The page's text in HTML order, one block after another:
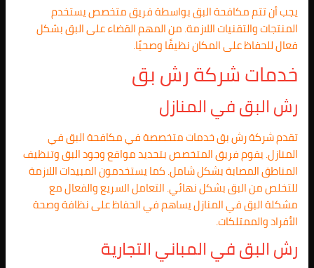
يجب أن تتم مكافحة البق بواسطة فريق متخصص يستخدم
المنتجات والتقنيات اللازمة. من المهم القضاء على البق بشكل
فعال للحفاظ على المكان نظيفًا وصحيًا.
خدمات شركة رش بق
رش البق في المنازل
تقدم شركة رش بق خدمات متخصصة في مكافحة البق في
المنازل. يقوم فريق المتخصص بتحديد مواقع وجود البق وتنظيف
المناطق المصابة بشكل شامل. كما يستخدمون المبيدات اللازمة
للتخلص من البق بشكل نهائي. التعامل السريع والفعال مع
مشكلة البق في المنازل يساهم في الحفاظ على نظافة وصحة
الأفراد والممتلكات.
رش البق في المباني التجارية